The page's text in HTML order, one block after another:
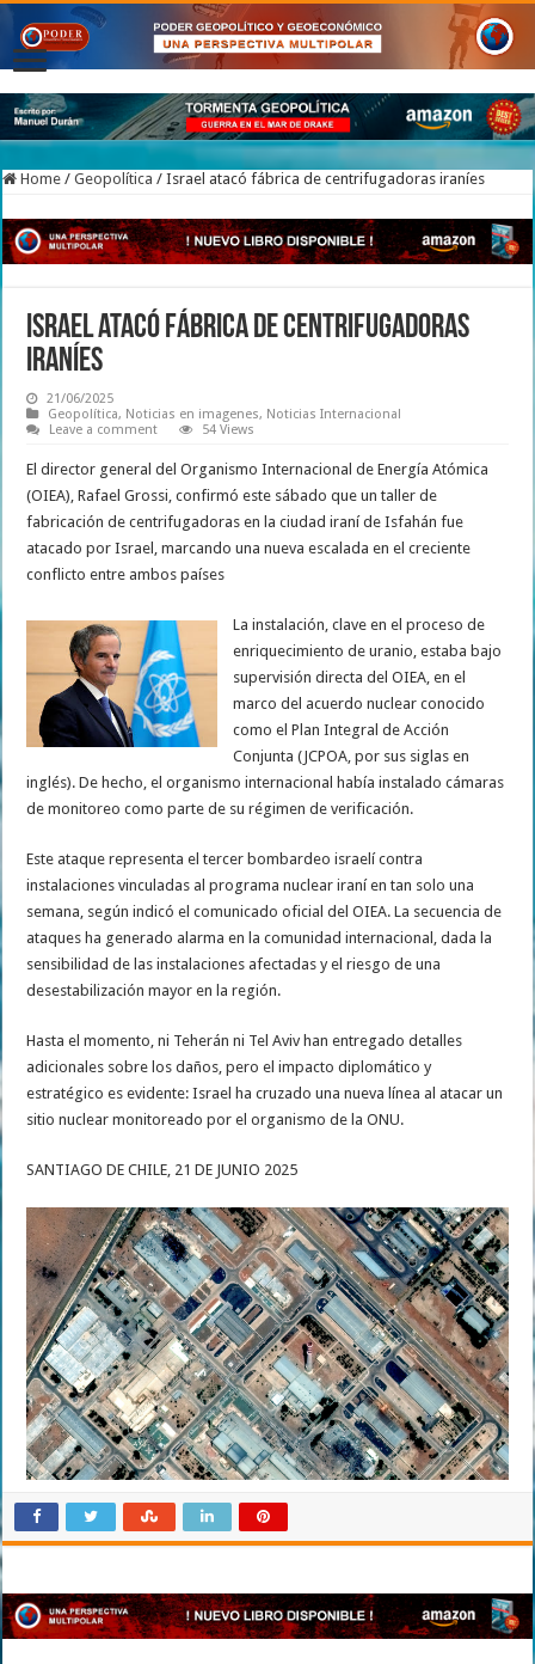
Home / Geopolítica / Israel atacó fábrica de centrifugadoras iraníes
Israel atacó fábrica de centrifugadoras
iraníes
21/06/2025
Geopolítica, Noticias en imagenes, Noticias Internacional
Leave a comment
54 Views
El director general del Organismo Internacional de Energía Atómica
(OIEA), Rafael Grossi, confirmó este sábado que un taller de
fabricación de centrifugadoras en la ciudad iraní de Isfahán fue
atacado por Israel, marcando una nueva escalada en el creciente
conflicto entre ambos países
La instalación, clave en el proceso de
enriquecimiento de uranio, estaba bajo
supervisión directa del OIEA, en el
marco del acuerdo nuclear conocido
como el Plan Integral de Acción
Conjunta (JCPOA, por sus siglas en
inglés). De hecho, el organismo internacional había instalado cámaras
de monitoreo como parte de su régimen de verificación.
Este ataque representa el tercer bombardeo israelí contra
instalaciones vinculadas al programa nuclear iraní en tan solo una
semana, según indicó el comunicado oficial del OIEA. La secuencia de
ataques ha generado alarma en la comunidad internacional, dada la
sensibilidad de las instalaciones afectadas y el riesgo de una
desestabilización mayor en la región.
Hasta el momento, ni Teherán ni Tel Aviv han entregado detalles
adicionales sobre los daños, pero el impacto diplomático y
estratégico es evidente: Israel ha cruzado una nueva línea al atacar un
sitio nuclear monitoreado por el organismo de la ONU.
SANTIAGO DE CHILE, 21 DE JUNIO 2025